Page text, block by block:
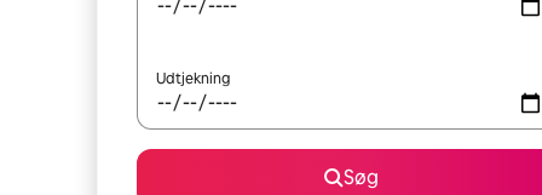
Udtjekning
Søg